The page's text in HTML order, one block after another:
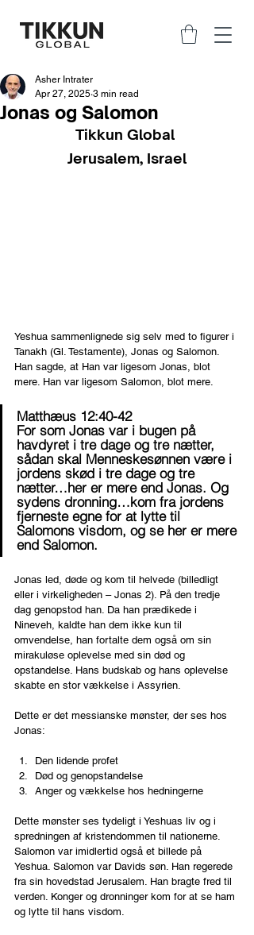
Jonas og Salomon
Asher Intrater
Apr 27, 2025 3 min read
Tikkun Global
Jerusalem, Israel
Yeshua sammenlignede sig selv med to figurer i
Tanakh (Gl. Testamente), Jonas og Salomon.
Han sagde, at Han var ligesom Jonas, blot
mere. Han var ligesom Salomon, blot mere.
Matthæus 12:40-42
For som Jonas var i bugen på
havdyret i tre dage og tre nætter,
sådan skal Menneskesønnen være i
jordens skød i tre dage og tre
nætter…her er mere end Jonas. Og
sydens dronning…kom fra jordens
fjerneste egne for at lytte til
Salomons visdom, og se her er mere
end Salomon.
Jonas led, døde og kom til helvede (billedligt
eller i virkeligheden – Jonas 2). På den tredje
dag genopstod han. Da han prædikede i
Nineveh, kaldte han dem ikke kun til
omvendelse, han fortalte dem også om sin
mirakuløse oplevelse med sin død og
opstandelse. Hans budskab og hans oplevelse
skabte en stor vækkelse i Assyrien.
Dette er det messianske mønster, der ses hos
Jonas:
Den lidende profet
Død og genopstandelse
Anger og vækkelse hos hedningerne
Dette mønster ses tydeligt i Yeshuas liv og i
spredningen af kristendommen til nationerne.
Salomon var imidlertid også et billede på
Yeshua. Salomon var Davids søn. Han regerede
fra sin hovedstad Jerusalem. Han bragte fred til
verden. Konger og dronninger kom for at se ham
og lytte til hans visdom.